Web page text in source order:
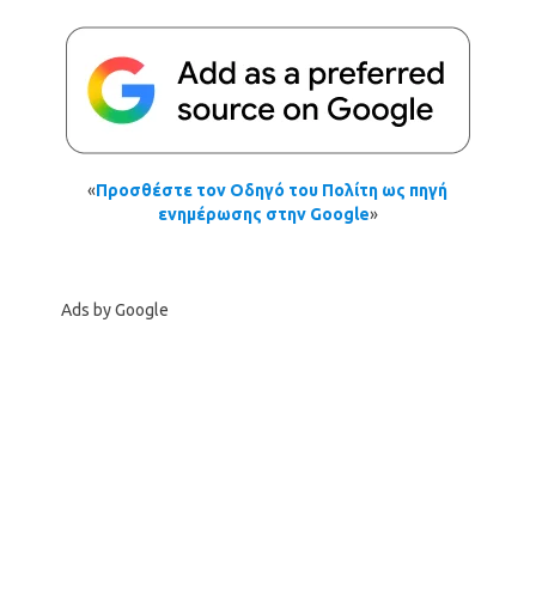
«Προσθέστε τον Οδηγό του Πολίτη ως πηγή
ενημέρωσης στην Google»
Ads by Google